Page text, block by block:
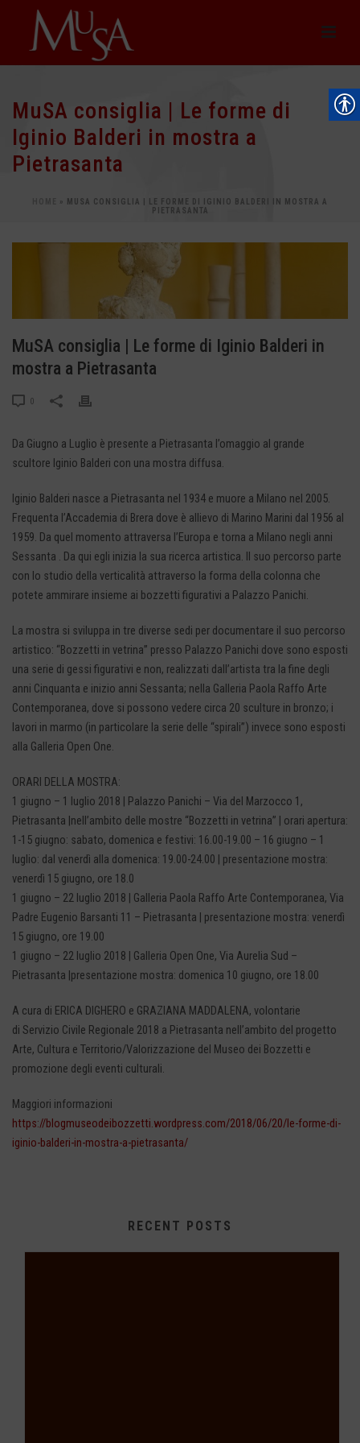
MuSA consiglia | Le forme di
Iginio Balderi in mostra a
Pietrasanta
»
MUSA CONSIGLIA | LE FORME DI IGINIO BALDERI IN MOSTRA A
PIETRASANTA
MuSA consiglia | Le forme di Iginio Balderi in
mostra a Pietrasanta
0
Da Giugno a Luglio è presente a Pietrasanta l’omaggio al grande
scultore Iginio Balderi con una mostra diffusa.
Iginio Balderi nasce a Pietrasanta nel 1934 e muore a Milano nel 2005.
Frequenta l’Accademia di Brera dove è allievo di Marino Marini dal 1956 al
1959. Da quel momento attraversa l’Europa e torna a Milano negli anni
Sessanta . Da qui egli inizia la sua ricerca artistica. Il suo percorso parte
con lo studio della verticalità attraverso la forma della colonna che
potete ammirare insieme ai bozzetti figurativi a Palazzo Panichi.
La mostra si sviluppa in tre diverse sedi per documentare il suo percorso
artistico: “Bozzetti in vetrina” presso Palazzo Panichi dove sono esposti
una serie di gessi figurativi e non, realizzati dall’artista tra la fine degli
anni Cinquanta e inizio anni Sessanta; nella Galleria Paola Raffo Arte
Contemporanea, dove si possono vedere circa 20 sculture in bronzo; i
lavori in marmo (in particolare la serie delle “spirali”) invece sono esposti
alla Galleria Open One.
ORARI DELLA MOSTRA:
1 giugno – 1 luglio 2018 | Palazzo Panichi – Via del Marzocco 1,
Pietrasanta |nell’ambito delle mostre “Bozzetti in vetrina” | orari apertura:
1-15 giugno: sabato, domenica e festivi: 16.00-19.00 – 16 giugno – 1
luglio: dal venerdì alla domenica: 19.00-24.00 | presentazione mostra:
venerdì 15 giugno, ore 18.0
1 giugno – 22 luglio 2018 | Galleria Paola Raffo Arte Contemporanea, Via
Padre Eugenio Barsanti 11 – Pietrasanta | presentazione mostra: venerdì
15 giugno, ore 19.00
1 giugno – 22 luglio 2018 | Galleria Open One, Via Aurelia Sud –
Pietrasanta |presentazione mostra: domenica 10 giugno, ore 18.00
A cura di ERICA DIGHERO e GRAZIANA MADDALENA, volontarie
di Servizio Civile Regionale 2018 a Pietrasanta nell’ambito del progetto
Arte, Cultura e Territorio/Valorizzazione del Museo dei Bozzetti e
promozione degli eventi culturali.
Maggiori informazioni
https://blogmuseodeibozzetti.wordpress.com/2018/06/20/le-forme-di-
iginio-balderi-in-mostra-a-pietrasanta/
RECENT POSTS